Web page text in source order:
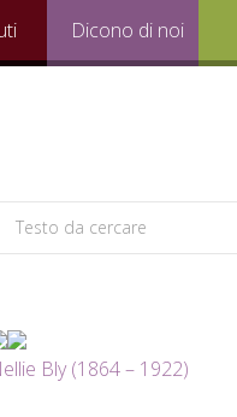
Dicono di noi
Bly (1864 – 1922)